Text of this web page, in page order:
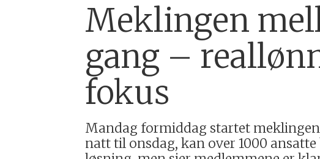
Meklingen
gang –
fokus
Mandag formiddag startet
natt til onsdag, kan over 1000